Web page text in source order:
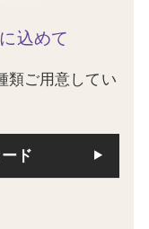
込めて
類ご用意してい
ド